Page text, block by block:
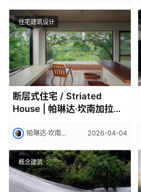
住宅建筑设计
断层式住宅 / Striated
House | 帕琳达·坎南加拉｜
帕琳达·坎南加拉｜Palinda Kannangara 2026-04-04
概念建筑